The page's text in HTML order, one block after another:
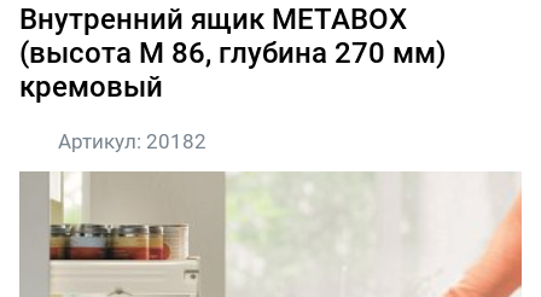
Внутренний ящик METABOX
(высота М 86, глубина 270 мм)
кремовый
Артикул: 20182